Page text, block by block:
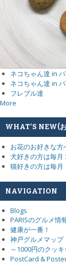
ネコちゃん達 in
ネコちゃん達 in
フレブル達
More
WHAT'S NEW(お
お花のお好きな方
犬好きの方は毎月
猫好きの方は毎
NAVIGATION
Blogs
PARISのグルメ情
健康が一番！
神戸グルメマップ
～1000円のクッキ
PostCard &